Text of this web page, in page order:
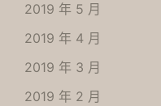
2019 年 5 月
2019 年 4 月
2019 年 3 月
2019 年 2 月